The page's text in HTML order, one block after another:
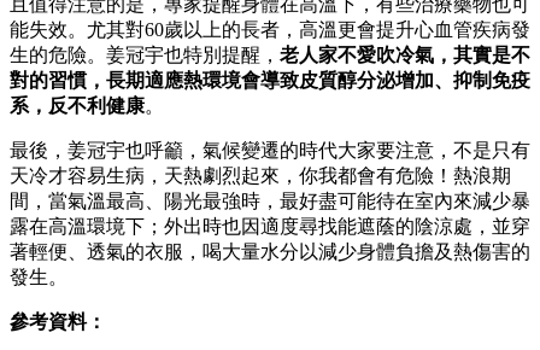
且值得注意的是，專家提醒身體在高溫下，有些治療藥物也可
能失效。尤其對60歲以上的長者，高溫更會提升心血管疾病發
生的危險。姜冠宇也特別提醒， 老人家不愛吹冷氣，其實是不
對的習慣，長期適應熱環境會導致皮質醇分泌增加、抑制免疫
系，反不利健康。
最後，姜冠宇也呼籲，氣候變遷的時代大家要注意，不是只有
天冷才容易生病，天熱劇烈起來，你我都會有危險！熱浪期
間，當氣溫最高、陽光最強時，最好盡可能待在室內來減少暴
露在高溫環境下；外出時也因適度尋找能遮蔭的陰涼處，並穿
著輕便、透氣的衣服，喝大量水分以減少身體負擔及熱傷害的
發生。
參考資料：